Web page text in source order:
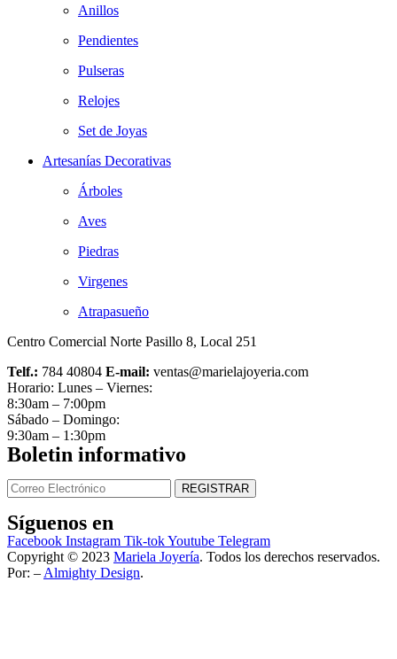
Anillos
Pendientes
Pulseras
Relojes
Set de Joyas
Artesanías Decorativas
Árboles
Aves
Piedras
Virgenes
Atrapasueño
Centro Comercial Norte Pasillo 8, Local 251
Telf.: 784 40804 E-mail: ventas@marielajoyeria.com
Horario: Lunes – Viernes:
8:30am – 7:00pm
Sábado – Domingo:
9:30am – 1:30pm
Boletin informativo
Síguenos en
Facebook Instagram Tik-tokYoutube Telegram
Copyright © 2023 Mariela Joyería. Todos los derechos reservados.
Por: – Almighty Design.